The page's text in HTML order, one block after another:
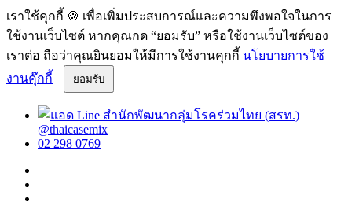
เราใช้คุกกี้ 🍪 เพื่อเพิ่มประสบการณ์และความพึงพอใจในการ
ใช้งานเว็บไซต์ หากคุณกด “ยอมรับ” หรือใช้งานเว็บไซต์ของ
เราต่อ ถือว่าคุณยินยอมให้มีการใช้งานคุกกี้ นโยบายการใช้
งานคุ๊กกี้
ยอมรับ
@thaicasemix
02 298 0769